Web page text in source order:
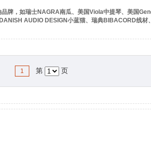
牌，如瑞士NAGRA南瓜、美国Viola中提琴、美国
AUDIO DESIGN小蓝猫、瑞典BIBACORD线材
1 第 页